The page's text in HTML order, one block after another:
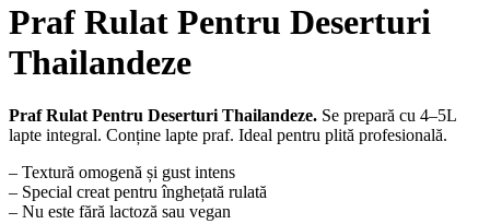
Praf Rulat Pentru Deserturi
Thailandeze
Praf Rulat Pentru Deserturi Thailandeze. Se prepară cu 4–5L
lapte integral. Conține lapte praf. Ideal pentru plită profesională.
– Textură omogenă și gust intens
– Special creat pentru înghețată rulată
– Nu este fără lactoză sau vegan